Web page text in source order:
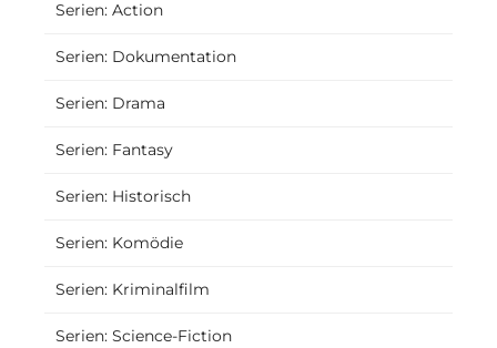
Serien: Action
Serien: Dokumentation
Serien: Drama
Serien: Fantasy
Serien: Historisch
Serien: Komödie
Serien: Kriminalfilm
Serien: Science-Fiction